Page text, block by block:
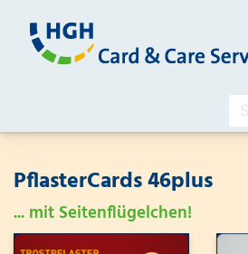
PflasterCards 46plus
... mit Seitenflügelchen!